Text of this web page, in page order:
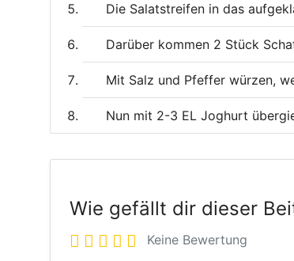
Die Salatstreifen in das
Darüber kommen 2 Stück
Mit Salz und Pfeffer würzen,
Nun mit 2-3 EL Joghurt
Wie gefällt dir dieser
Keine Bewertung